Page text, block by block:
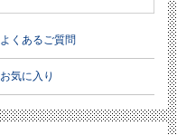
よくあるご質問
お気に入り